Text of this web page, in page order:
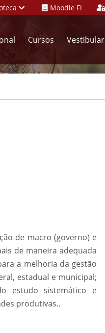
Moodle FI
Cursos Vestibular
de macro (governo) e
de maneira adequada
a melhoria da gestão
estadual e municipal;
estudo sistemático e
produtivas..